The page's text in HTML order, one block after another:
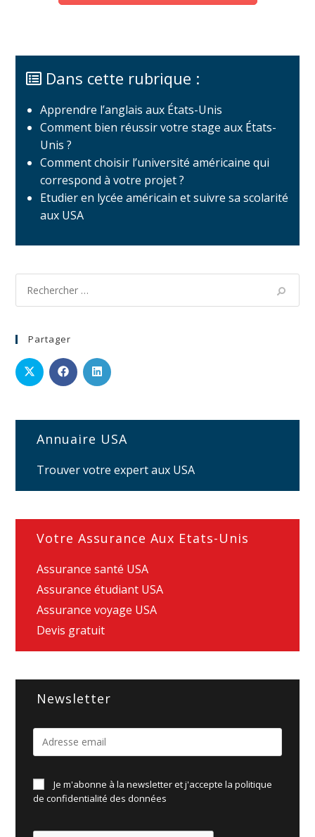
Dans cette rubrique :
Apprendre l’anglais aux États-Unis
Comment bien réussir votre stage aux États-
Unis ?
Comment choisir l’université américaine qui
correspond à votre projet ?
Etudier en lycée américain et suivre sa scolarité
aux USA
Partager
Annuaire USA
Trouver votre expert aux USA
Votre Assurance Aux Etats-Unis
Assurance santé USA
Assurance étudiant USA
Assurance voyage USA
Devis gratuit
Newsletter
Je m'abonne à la newsletter et j'accepte la politique
deconfidentialité des données